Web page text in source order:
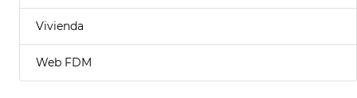
Vivienda
Web FDM